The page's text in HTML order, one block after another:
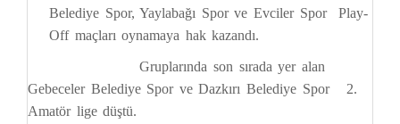
Belediye Spor, Yaylabağı Spor ve Evciler Spor Play-
Off maçları oynamaya hak kazandı.
Gruplarında son sırada yer alan
Gebeceler Belediye Spor ve Dazkırı Belediye Spor 2.
Amatör lige düştü.